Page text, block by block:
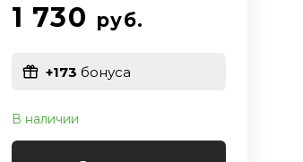
1 730 руб.
+173 бонуса
В наличии